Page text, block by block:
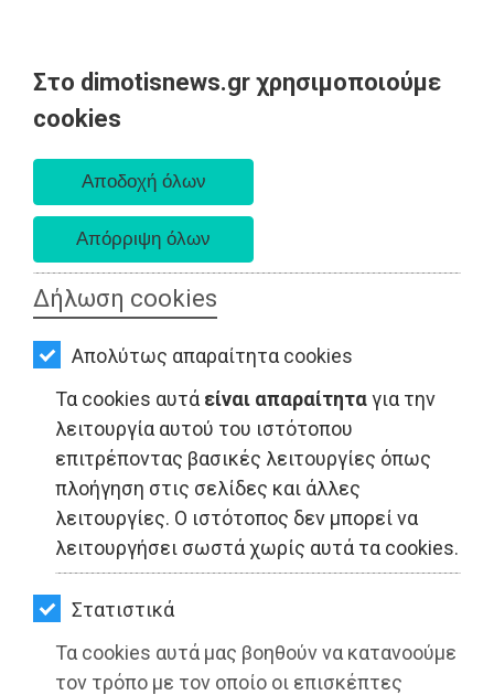
Στο dimotisnews.gr χρησιμοποιούμε
cookies
Δήλωση cookies
Απολύτως απαραίτητα cookies
Τα cookies αυτά είναι απαραίτηταγια την
λειτουργία αυτού του ιστότοπου
επιτρέποντας βασικές λειτουργίες όπως
πλοήγηση στις σελίδες και άλλες
λειτουργίες. Ο ιστότοπος δεν μπορεί να
λειτουργήσει σωστά χωρίς αυτά τα cookies.
Στατιστικά
Τα cookies αυτά μας βοηθούν να κατανοούμε
τον τρόπο με τον οποίο οι επισκέπτες
AΡΧΙΚΗ
ΕΙΔΗΣΕΙΣ
ΠΟΛΙΤΙΚΗ
ΤΟΠΙΚΗ
ΑΥΤΟΔΙΟΙΚΗΣΗ
ΟΙΚΟΝΟΜΙΑ
ΑΘΛΗΤΙΣΜΟΣ
ΠΟΛΙΤΙΣΜΟΣ
ΣΠΙΤΙ-
ΚΗΠΟΣ
ΥΓΕΙΑ
LIFESTYLE
ΤΑΞΙΔΙΑ
ΠΟΛΙΤΙΚΗ - Ανατολική Αττική